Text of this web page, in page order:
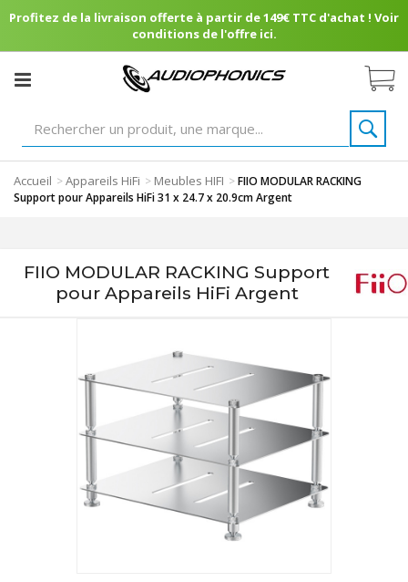
Profitez de la livraison offerte à partir de 149€ TTC d'achat ! Voir
conditions de l'offre ici.
Accueil >Appareils HiFi > Meubles HIFI >FIIO MODULAR RACKING
Support pour Appareils HiFi 31 x 24.7 x 20.9cm Argent
FIIO MODULAR RACKING Support
pour Appareils HiFi Argent